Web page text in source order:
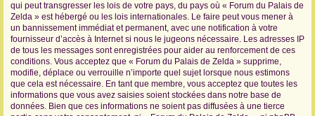
qui peut transgresser les lois de votre pays, du pays où « Forum du Palais de
Zelda » est hébergé ou les lois internationales. Le faire peut vous mener à
un bannissement immédiat et permanent, avec une notification à votre
fournisseur d’accès à Internet si nous le jugeons nécessaire. Les adresses IP
de tous les messages sont enregistrées pour aider au renforcement de ces
conditions. Vous acceptez que « Forum du Palais de Zelda » supprime,
modifie, déplace ou verrouille n’importe quel sujet lorsque nous estimons
que cela est nécessaire. En tant que membre, vous acceptez que toutes les
informations que vous avez saisies soient stockées dans notre base de
données. Bien que ces informations ne soient pas diffusées à une tierce